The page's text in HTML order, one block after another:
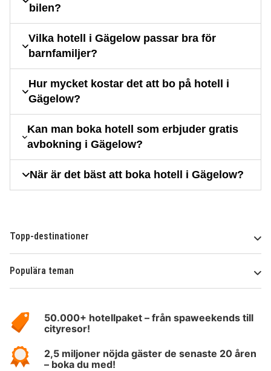
bilen?
Vilka hotell i Gägelow passar bra för
barnfamiljer?
Hur mycket kostar det att bo på hotell i
Gägelow?
Kan man boka hotell som erbjuder gratis
avbokning i Gägelow?
När är det bäst att boka hotell i Gägelow?
Topp-destinationer
Populära teman
HotelSpecials50.000+ hotellpaket – från spaweekends till
cityresor!
2,5 miljoner nöjda gäster de senaste 20 åren
– boka du med!